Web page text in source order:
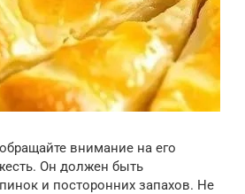
внимание на его
Он должен быть
и посторонних запахов. Не